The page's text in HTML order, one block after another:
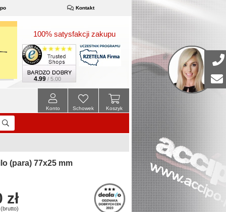
Kontakt
100% satysfakcji zakupu
4.99 / 5.00
Koszyk
Schowek
Konto
(para) 77x25 mm
zł